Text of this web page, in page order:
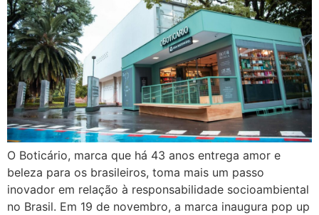
O Boticário, marca que há 43 anos entrega amor e
beleza para os brasileiros, toma mais um passo
inovador em relação à responsabilidade socioambiental
no Brasil. Em 19 de novembro, a marca inaugura pop up